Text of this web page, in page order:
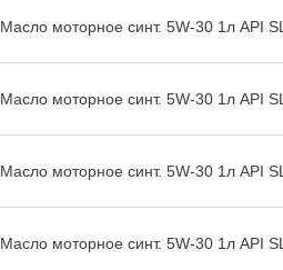
Масло моторное синт. 5W-30 1л API
Масло моторное синт. 5W-30 1л API
Масло моторное синт. 5W-30 1л API
Масло моторное синт. 5W-30 1л API